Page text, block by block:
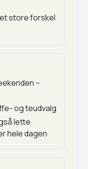
store forskel
–
og teudvalg
lette
hele dagen